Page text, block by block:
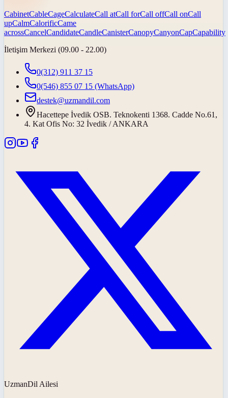
CabinetCableCageCalculateCall atCall forCall offCall onCall
upCalmCalorificCame
acrossCancelCandidateCandleCanisterCanopyCanyonCapCapability
İletişim Merkezi (09.00 - 22.00)
0(312) 911 37 15
0(546) 855 07 15 (WhatsApp)
destek@uzmandil.com
Hacettepe İvedik OSB. Teknokenti 1368. Cadde No.61,
4. Kat Ofis No: 32 İvedik / ANKARA
UzmanDil Ailesi